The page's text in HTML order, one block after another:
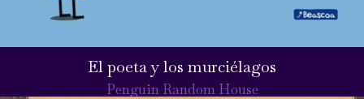
El poeta y los murciélagos
Penguin Random House